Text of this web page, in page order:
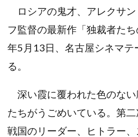
ロシアの鬼才、アレクサン
フ監督の最新作「独裁者た
年5月13日、名古屋シネマテ
る。
深い霞に覆われた色のない
たちがうごめいている。第
戦国のリーダー、ヒトラー